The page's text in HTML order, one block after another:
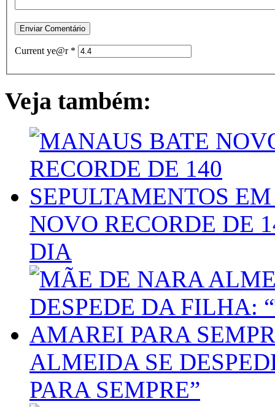
Current ye@r *
Veja também:
NOVO RECORDE DE
DIA
ALMEIDA SE
PARA SEMPRE”